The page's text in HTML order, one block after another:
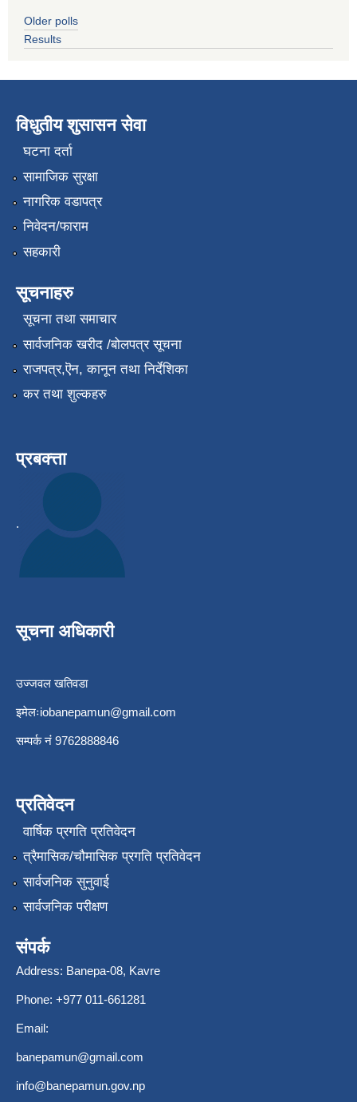
Older polls
Results
विधुतीय शुसासन सेवा
घटना दर्ता
सामाजिक सुरक्षा
नागरिक वडापत्र
निवेदन/फाराम
सहकारी
सूचनाहरु
सूचना तथा समाचार
सार्वजनिक खरीद /बोलपत्र सूचना
राजपत्र,ऎन, कानून तथा निर्देशिका
कर तथा शुल्कहरु
प्रबक्त्ता
.
सूचना अधिकारी
उज्जवल खतिवडा
इमेलःiobanepamun@gmail.com
सम्पर्क नंं 9762888846
प्रतिवेदन
वार्षिक प्रगति प्रतिवेदन
त्रैमासिक/चौमासिक प्रगति प्रतिवेदन
सार्वजनिक सुनुवाई
सार्वजनिक परीक्षण
संपर्क
Address: Banepa-08, Kavre
Phone: +977 011-661281
Email:
banepamun@gmail.com
info@banepamun.gov.np